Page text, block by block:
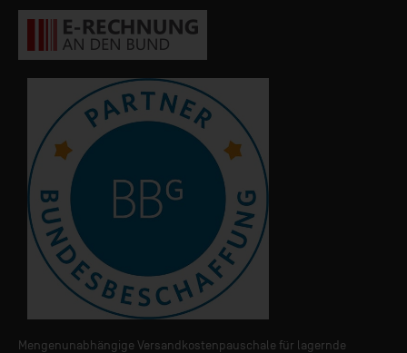
Mengenunabhängige Versandkostenpauschale für lagernde